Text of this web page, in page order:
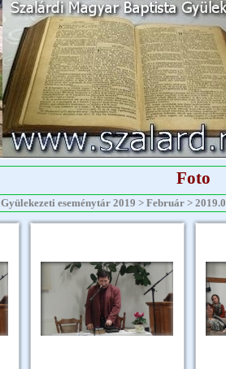
Foto
Gyülekezeti eseménytár 2019 > Február >